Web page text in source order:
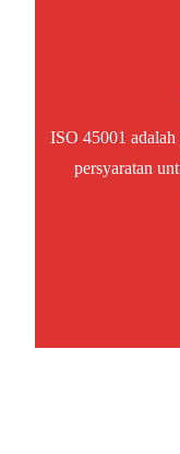
ISO 45001 adalah
persyaratan